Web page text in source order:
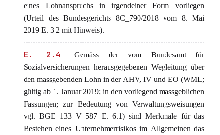
eines Lohnanspruchs in irgendeiner Form vorliegen
(Urteil des Bundesgerichts 8C_790/2018 vom 8. Mai
2019 E. 3.2 mit Hinweis).
E. 2.4
Gemäss der vom Bundesamt für
Sozialversicherungen herausgegebenen Wegleitung über
den massgebenden Lohn in der AHV, IV und EO (WML;
gültig ab 1. Januar 2019; in den vorliegend massgeblichen
Fassungen; zur Bedeutung von Verwaltungsweisungen
vgl. BGE 133 V 587 E. 6.1) sind Merkmale für das
Bestehen eines Unternehmerrisikos im Allgemeinen das